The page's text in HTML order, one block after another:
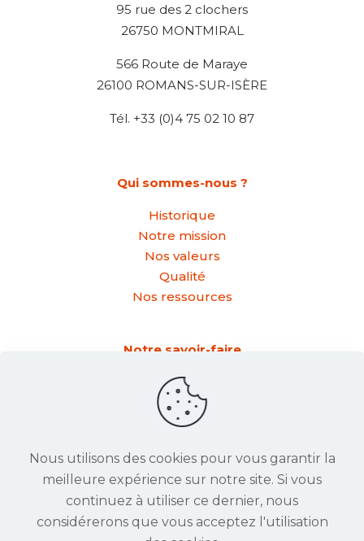
95 rue des 2 clochers
26750 MONTMIRAL
566 Route de Maraye
26100 ROMANS-SUR-ISÈRE
Tél. +33 (0)4 75 02 10 87
Qui sommes-nous ?
Historique
Notre mission
Nos valeurs
Qualité
Nos ressources
Notre savoir-faire
Formage
Roulage
Croquage
Nos réalisations
Actualités
Nous utilisons des cookies pour vous garantir la
meilleure expérience sur notre site. Si vous
continuez à utiliser ce dernier, nous
considérerons que vous acceptez l'utilisation